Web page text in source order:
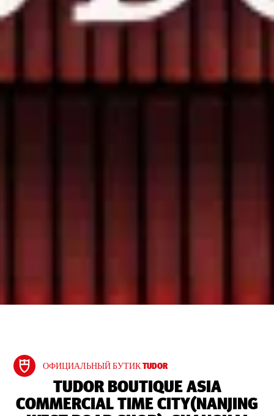
ОФИЦИАЛЬНЫЙ БУТИК TUDOR
‭TUDOR BOUTIQUE ASIA
COMMERCIAL TIME CITY(NANJING